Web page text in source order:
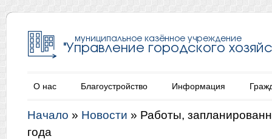
О нас Благоустройство Информация
Начало » Новости » Работы,
года